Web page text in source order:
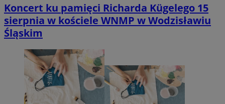
Koncert ku pamięci Richarda Kügelego 15
sierpnia w kościele WNMP w Wodzisławiu
Śląskim